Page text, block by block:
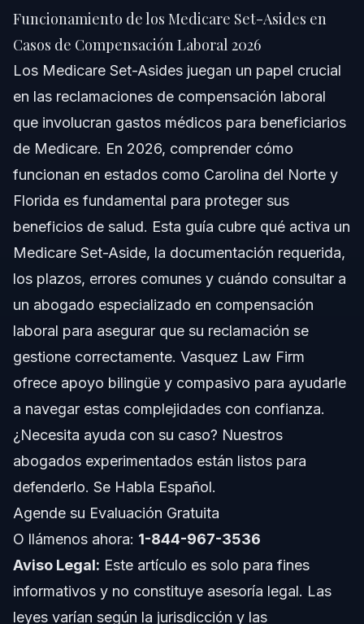
Casos de Compensación Laboral 2026
Respuesta Rápida
Comprendiendo los Medicare Set-Asides
Paso a Paso: Cómo Crear un Medicare Set-Aside
Escenarios Comunes para Medicare Set-Asides
Lista de Documentos y Formularios
Cronograma: Qué Esperar con los Medicare Set-
Asides
Costos, Honorarios y Factores que Impactan el
Errores Comunes a Evitar
Notas de Jurisdicción para Carolina del Norte y
Florida
Notas sobre Carolina del Norte
Notas sobre Florida
Conceptos a Nivel Nacional
Acerca de Vasquez Law Firm
Confianza y Experiencia del Abogado
Funcionamiento de los Medicare Set-Asides en
Casos de Compensación Laboral 2026
Los Medicare Set-Asides juegan un papel crucial
en las reclamaciones de compensación laboral
que involucran gastos médicos para beneficiarios
de Medicare. En 2026, comprender cómo
funcionan en estados como Carolina del Norte y
Florida es fundamental para proteger sus
beneficios de salud. Esta guía cubre qué activa un
Medicare Set-Aside, la documentación requerida,
los plazos, errores comunes y cuándo consultar a
un abogado especializado en compensación
laboral para asegurar que su reclamación se
gestione correctamente. Vasquez Law Firm
ofrece apoyo bilingüe y compasivo para ayudarle
a navegar estas complejidades con confianza.
¿Necesita ayuda con su caso? Nuestros
abogados experimentados están listos para
defenderlo. Se Habla Español.
Agende su Evaluación Gratuita
O llámenos ahora: 1-844-967-3536
Aviso Legal: Este artículo es solo para fines
informativos y no constituye asesoría legal. Las
leyes varían según la jurisdicción y las